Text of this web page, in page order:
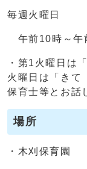
毎週火曜日
午前10時～午
・第1火曜日は
火曜日は「き
保育士等とお話
場所
・木刈保育園